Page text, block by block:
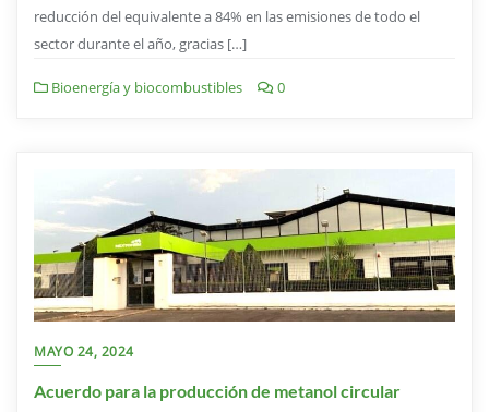
reducción del equivalente a 84% en las emisiones de todo el
sector durante el año, gracias […]
Bioenergía y biocombustibles 0
MAYO 24, 2024
Acuerdo para la producción de metanol circular